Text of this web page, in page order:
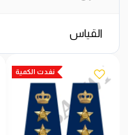
القياس
نفدت الكمية